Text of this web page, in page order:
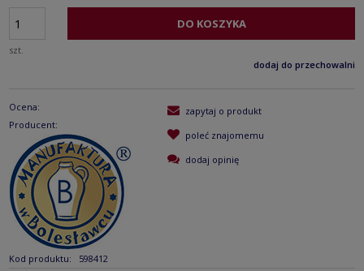
szt.
DO KOSZYKA
dodaj do przechowalni
Ocena:
Producent:
Kod produktu: 598412
zapytaj o produkt
poleć znajomemu
dodaj opinię